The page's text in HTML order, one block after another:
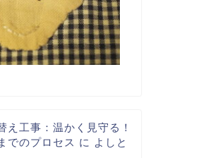
え工事：温かく見守る！
でのプロセス に よしと